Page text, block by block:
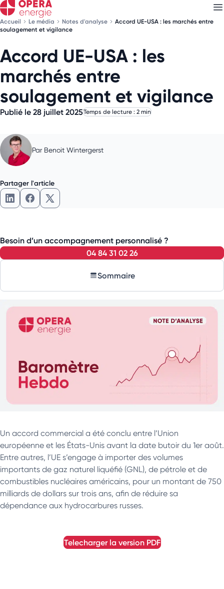
Accueil Le média Notes d'analyse
Accord UE-USA : les marchés entre
soulagement et vigilance
Accord UE-USA : les
marchés entre
soulagement et vigilance
Publié le 28 juillet 2025Temps de lecture : 2 min
Par Benoit Wintergerst
Partager l'article
Besoin d’un accompagnement personnalisé ?
04 84 31 02 26
Sommaire
Un accord commercial a été conclu entre l’Union
européenne et les États-Unis avant la date butoir du 1er août.
Entre autres, l’UE s’engage à importer des volumes
importants de gaz naturel liquéfié (GNL), de pétrole et de
combustibles nucléaires américains, pour un montant de 750
milliards de dollars sur trois ans, afin de réduire sa
dépendance aux hydrocarbures russes.
telecharger la version PDF
Découvrez nosnewsletters
Choisissez les newsletters qui vous intéressent